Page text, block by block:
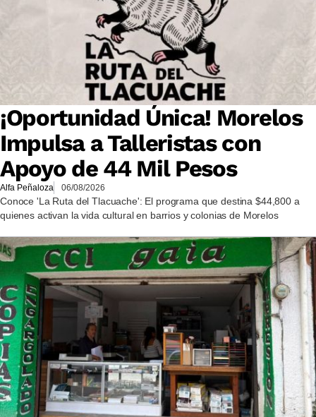
¡Oportunidad Única! Morelos
Impulsa a Talleristas con
Apoyo de 44 Mil Pesos
Alfa Peñaloza 06/08/2026
Conoce 'La Ruta del Tlacuache': El programa que destina $44,800 a
quienes activan la vida cultural en barrios y colonias de Morelos